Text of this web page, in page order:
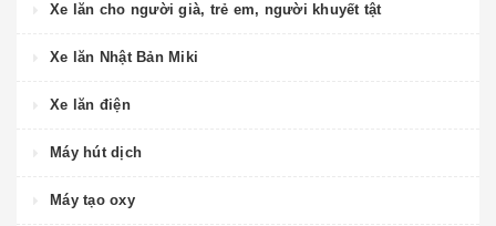
Xe lăn cho người già, trẻ em, người khuyết tật
Xe lăn Nhật Bản Miki
Xe lăn điện
Máy hút dịch
Máy tạo oxy